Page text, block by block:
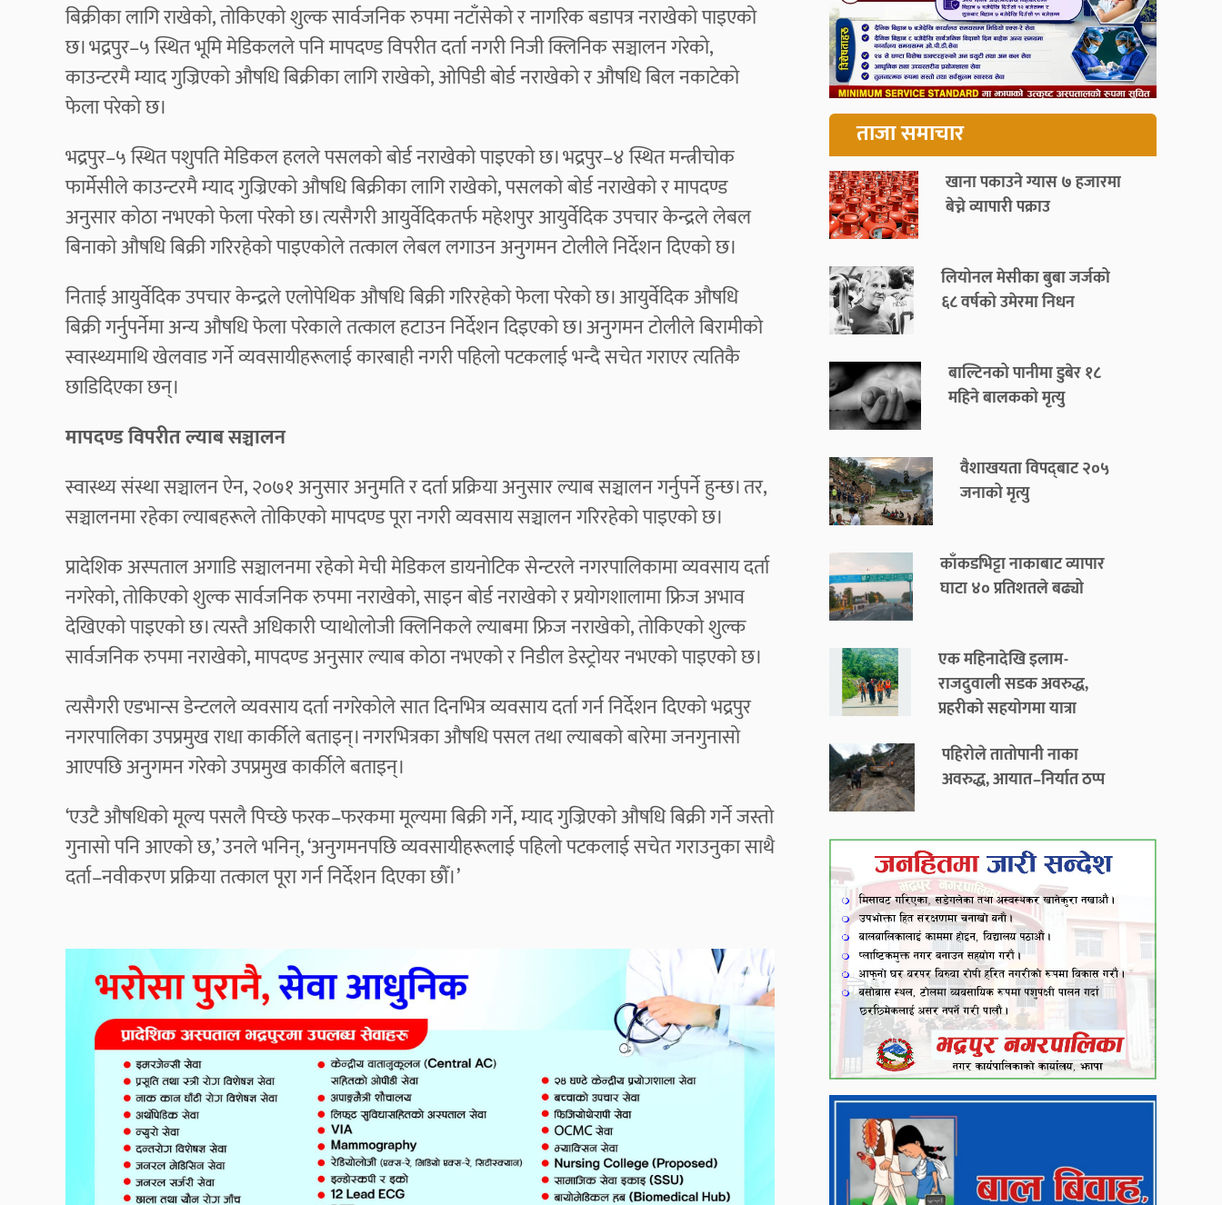
बिक्रीका लागि राखेको, तोकिएको शुल्क सार्वजनिक रुपमा नटाँसेको र नागरिक बडापत्र नराखेको पाइएको
छ। भद्रपुर–५ स्थित भूमि मेडिकलले पनि मापदण्ड विपरीत दर्ता नगरी निजी क्लिनिक सञ्चालन गरेको,
काउन्टरमै म्याद गुज्रिएको औषधि बिक्रीका लागि राखेको, ओपिडी बोर्ड नराखेको र औषधि बिल नकाटेको
फेला परेको छ।
भद्रपुर–५ स्थित पशुपति मेडिकल हलले पसलको बोर्ड नराखेको पाइएको छ। भद्रपुर–४ स्थित मन्त्रीचोक
फार्मेसीले काउन्टरमै म्याद गुज्रिएको औषधि बिक्रीका लागि राखेको, पसलको बोर्ड नराखेको र मापदण्ड
अनुसार कोठा नभएको फेला परेको छ। त्यसैगरी आयुर्वेदिकतर्फ महेशपुर आयुर्वेदिक उपचार केन्द्रले लेबल
बिनाको औषधि बिक्री गरिरहेको पाइएकोले तत्काल लेबल लगाउन अनुगमन टोलीले निर्देशन दिएको छ।
निताई आयुर्वेदिक उपचार केन्द्रले एलोपेथिक औषधि बिक्री गरिरहेको फेला परेको छ। आयुर्वेदिक औषधि
बिक्री गर्नुपर्नेमा अन्य औषधि फेला परेकाले तत्काल हटाउन निर्देशन दिइएको छ। अनुगमन टोलीले बिरामीको
स्वास्थ्यमाथि खेलवाड गर्ने व्यवसायीहरूलाई कारबाही नगरी पहिलो पटकलाई भन्दै सचेत गराएर त्यतिकै
छाडिदिएका छन्।
मापदण्ड विपरीत ल्याब सञ्चालन
स्वास्थ्य संस्था सञ्चालन ऐन, २०७१ अनुसार अनुमति र दर्ता प्रक्रिया अनुसार ल्याब सञ्चालन गर्नुपर्ने हुन्छ। तर,
सञ्चालनमा रहेका ल्याबहरूले तोकिएको मापदण्ड पूरा नगरी व्यवसाय सञ्चालन गरिरहेको पाइएको छ।
प्रादेशिक अस्पताल अगाडि सञ्चालनमा रहेको मेची मेडिकल डायनोटिक सेन्टरले नगरपालिकामा व्यवसाय दर्ता
नगरेको, तोकिएको शुल्क सार्वजनिक रुपमा नराखेको, साइन बोर्ड नराखेको र प्रयोगशालामा फ्रिज अभाव
देखिएको पाइएको छ। त्यस्तै अधिकारी प्याथोलोजी क्लिनिकले ल्याबमा फ्रिज नराखेको, तोकिएको शुल्क
सार्वजनिक रुपमा नराखेको, मापदण्ड अनुसार ल्याब कोठा नभएको र निडील डेस्ट्रोयर नभएको पाइएको छ।
त्यसैगरी एडभान्स डेन्टलले व्यवसाय दर्ता नगरेकोले सात दिनभित्र व्यवसाय दर्ता गर्न निर्देशन दिएको भद्रपुर
नगरपालिका उपप्रमुख राधा कार्कीले बताइन्। नगरभित्रका औषधि पसल तथा ल्याबको बारेमा जनगुनासो
आएपछि अनुगमन गरेको उपप्रमुख कार्कीले बताइन्।
‘एउटै औषधिको मूल्य पसलै पिच्छे फरक–फरकमा मूल्यमा बिक्री गर्ने, म्याद गुज्रिएको औषधि बिक्री गर्ने जस्तो
गुनासो पनि आएको छ,’ उनले भनिन्, ‘अनुगमनपछि व्यवसायीहरूलाई पहिलो पटकलाई सचेत गराउनुका साथै
दर्ता–नवीकरण प्रक्रिया तत्काल पूरा गर्न निर्देशन दिएका छौँ।’
ताजा समाचार
खाना पकाउने ग्यास ७ हजारमा
बेच्ने व्यापारी पक्राउ
लियोनल मेसीका बुबा जर्जको
६८ वर्षको उमेरमा निधन
बाल्टिनको पानीमा डुबेर १८
महिने बालकको मृत्यु
वैशाखयता विपद्‌बाट २०५
जनाको मृत्यु
काँकडभिट्टा नाकाबाट व्यापार
घाटा ४० प्रतिशतले बढ्यो
एक महिनादेखि इलाम-
राजदुवाली सडक अवरुद्ध,
प्रहरीको सहयोगमा यात्रा
पहिरोले तातोपानी नाका
अवरुद्ध, आयात–निर्यात ठप्प